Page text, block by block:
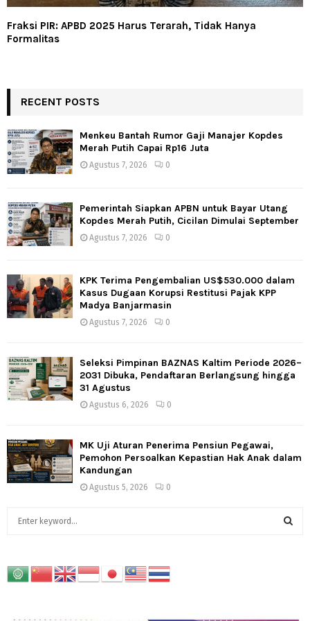
Fraksi PIR: APBD 2025 Harus Terarah, Tidak Hanya
Formalitas
RECENT POSTS
Menkeu Bantah Rumor Gaji Manajer Kopdes
Merah Putih Capai Rp16 Juta
Agustus 7, 2026 0
Pemerintah Siapkan APBN untuk Bayar Utang
Kopdes Merah Putih, Cicilan Dimulai September
Agustus 7, 2026 0
KPK Terima Pengembalian US$530.000 dalam
Kasus Dugaan Korupsi Restitusi Pajak KPP
Madya Banjarmasin
Agustus 7, 2026 0
Seleksi Pimpinan BAZNAS Kaltim Periode 2026–
2031 Dibuka, Pendaftaran Berlangsung hingga
31 Agustus
Agustus 6, 2026 0
MK Uji Aturan Penerima Pensiun Pegawai,
Pemohon Persoalkan Kepastian Hak Anak dalam
Kandungan
Agustus 5, 2026 0
c